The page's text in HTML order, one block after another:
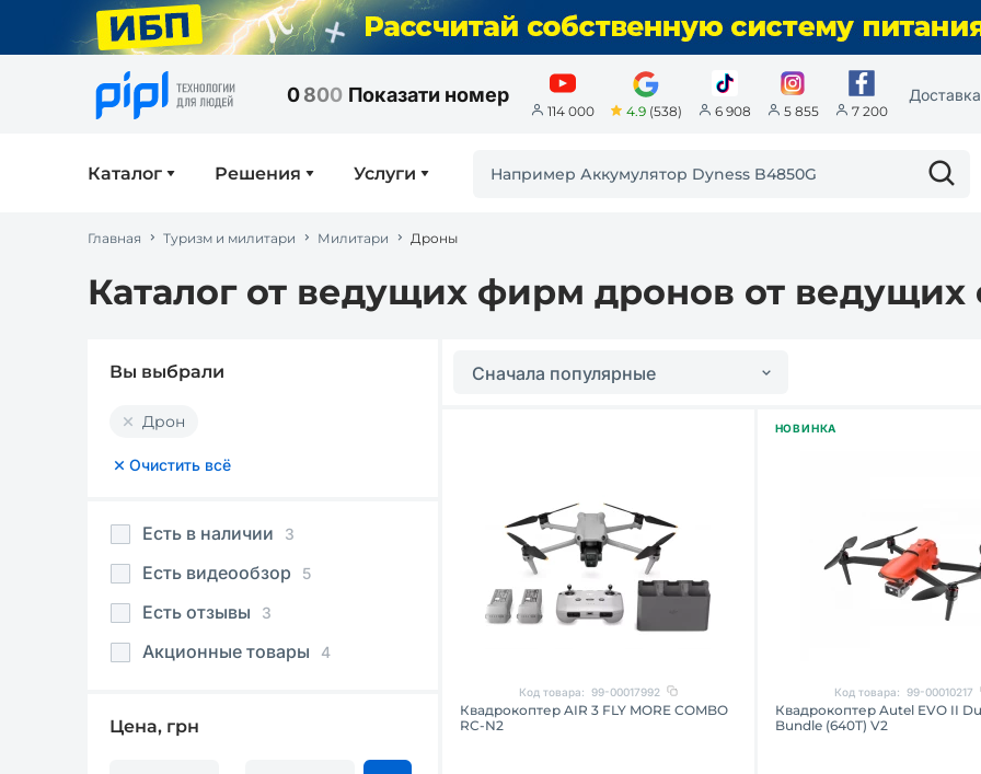
0800 Показати номер
114 000 4.9 (538) 6 908 5 855 7 200
Каталог Решения Услуги
Главная Туризм и милитари Милитари Дроны
Каталог от ведущих фирм дронов от
Вы выбрали
Дрон
Очистить всё
Есть в наличии 3
Есть видеообзор 5
Есть отзывы 3
Акционные товары 4
Цена, грн
Сначала популярные
Код товара: 99-00017992
Квадрокоптер AIR 3 FLY MORE COMBO
RC-N2
НОВИНКА
Код товара: 99-00010217
Квадрокоптер Autel EVO II
Bundle (640T) V2